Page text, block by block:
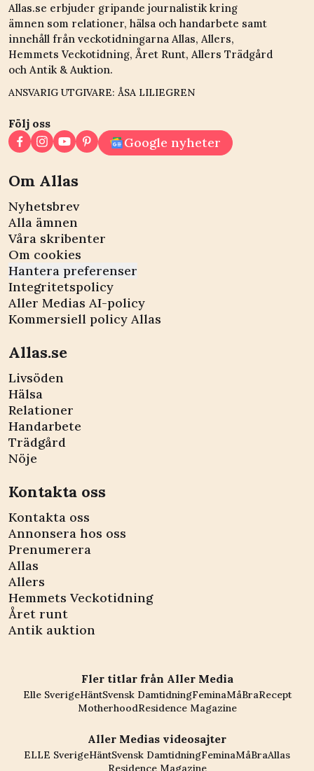
Allas.se erbjuder gripande journalistik kring
ämnen som relationer, hälsa och handarbete samt
innehåll från veckotidningarna Allas, Allers,
Hemmets Veckotidning, Året Runt, Allers Trädgård
och Antik & Auktion.
ANSVARIG UTGIVARE: ÅSA LILIEGREN
Följ oss
Google nyheter
Om Allas
Nyhetsbrev
Alla ämnen
Våra skribenter
Om cookies
Hantera preferenser
Integritetspolicy
Aller Medias AI-policy
Kommersiell policy Allas
Allas.se
Livsöden
Hälsa
Relationer
Handarbete
Trädgård
Nöje
Kontakta oss
Kontakta oss
Annonsera hos oss
Prenumerera
Allas
Allers
Hemmets Veckotidning
Året runt
Antik auktion
Fler titlar från Aller Media
Elle SverigeHäntSvensk DamtidningFeminaMåBraRecept
MotherhoodResidence Magazine
Aller Medias videosajter
ELLE SverigeHäntSvensk DamtidningFeminaMåBraAllas
Residence Magazine